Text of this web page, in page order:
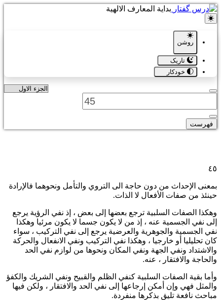
بدایة المعارف الالهیة
روشن
تاریک
فهرست
٤٥
بمعنى الإحداث من دون حاجة الى التروي والتأمل ونحوهما فالإرادة
حينئذ من صفات الأفعال لا الذات.
وهكذا الصفات السلبية ترجع بعضها إلى بعض ، إذ نفي الرؤية يرجع
إلى نفي الجسمية عنه ، إذ من لا يكون جسما لا يكون مرئيا وهكذا
نفي الجسمية والجوهرية والعرضية يرجع إلى نفي التركيب ، سواء
كان تحليليا أو خارجيا ، وهكذا نفي التركيب ونفي الانفعال والحركة
والاشتداد ونفي الجهة ونفي المكان ونحوها من لوازم نفي الحد
والحاجة والافتقار ، عنه.
وأما بقية الصفات السلبية كنفي الظلم والقبيح ونفي الشريك والكفؤ
والمثل فهي وإن أمكن إرجاعها إلى نفي الحد والافتقار ، ولكن فيها
مباحث نافعة تليق بذكرها منفردة.